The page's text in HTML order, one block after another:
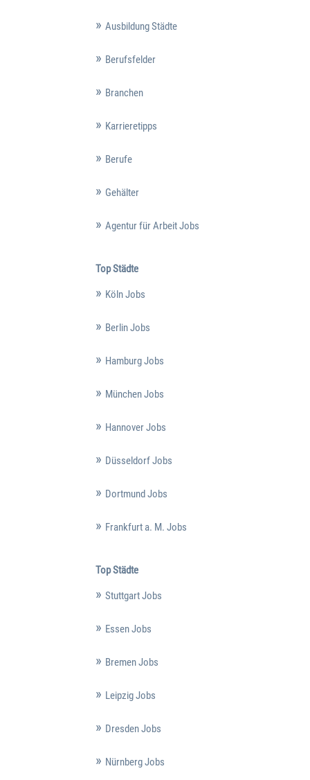
Ausbildung Städte
Berufsfelder
Branchen
Karrieretipps
Berufe
Gehälter
Agentur für Arbeit Jobs
Top Städte
Köln Jobs
Berlin Jobs
Hamburg Jobs
München Jobs
Hannover Jobs
Düsseldorf Jobs
Dortmund Jobs
Frankfurt a. M. Jobs
Top Städte
Stuttgart Jobs
Essen Jobs
Bremen Jobs
Leipzig Jobs
Dresden Jobs
Nürnberg Jobs